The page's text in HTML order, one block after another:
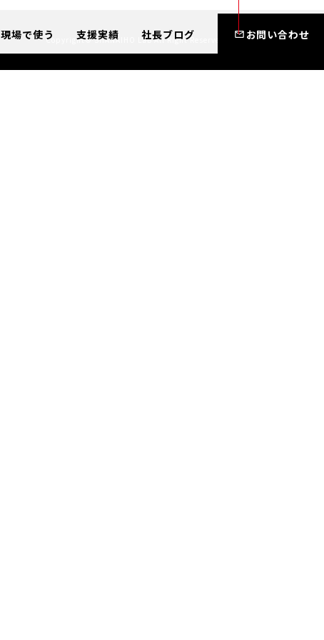
現場で使う 支援実績 社長ブログ お問い合わせ
Copyright© SHANAIHO Lab All Right Reserved